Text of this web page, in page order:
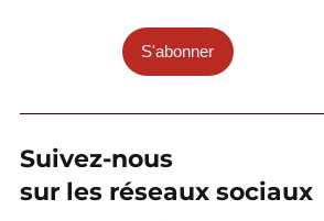
S'abonner
Suivez-nous
sur les réseaux sociaux